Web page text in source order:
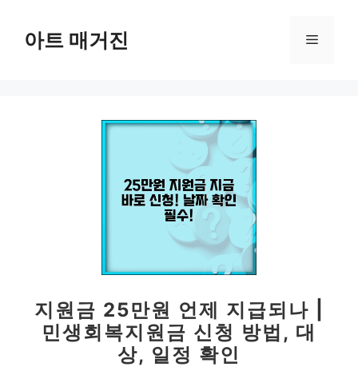
아트 매거진 메
지원금 25만원 언제 지급되나 |
민생회복지원금 신청 방법, 대
상, 일정 확인